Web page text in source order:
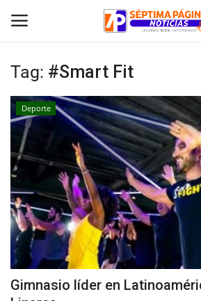
Inicio
Crónica
Policial
Tribunales
Deporte
Política
Tag: #Smart Fit
Deporte
Gimnasio líder en